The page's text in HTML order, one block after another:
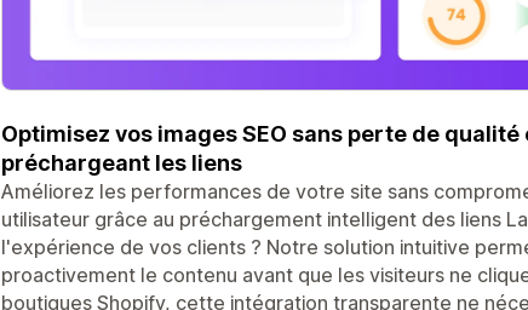
Optimisez vos images SEO sans perte de
préchargeant les liens
Améliorez les performances de votre site sans
utilisateur grâce au préchargement intelligent des liens
l'expérience de vos clients ? Notre solution intuitive
proactivement le contenu avant que les visiteurs ne
boutiques Shopify, cette intégration transparente ne